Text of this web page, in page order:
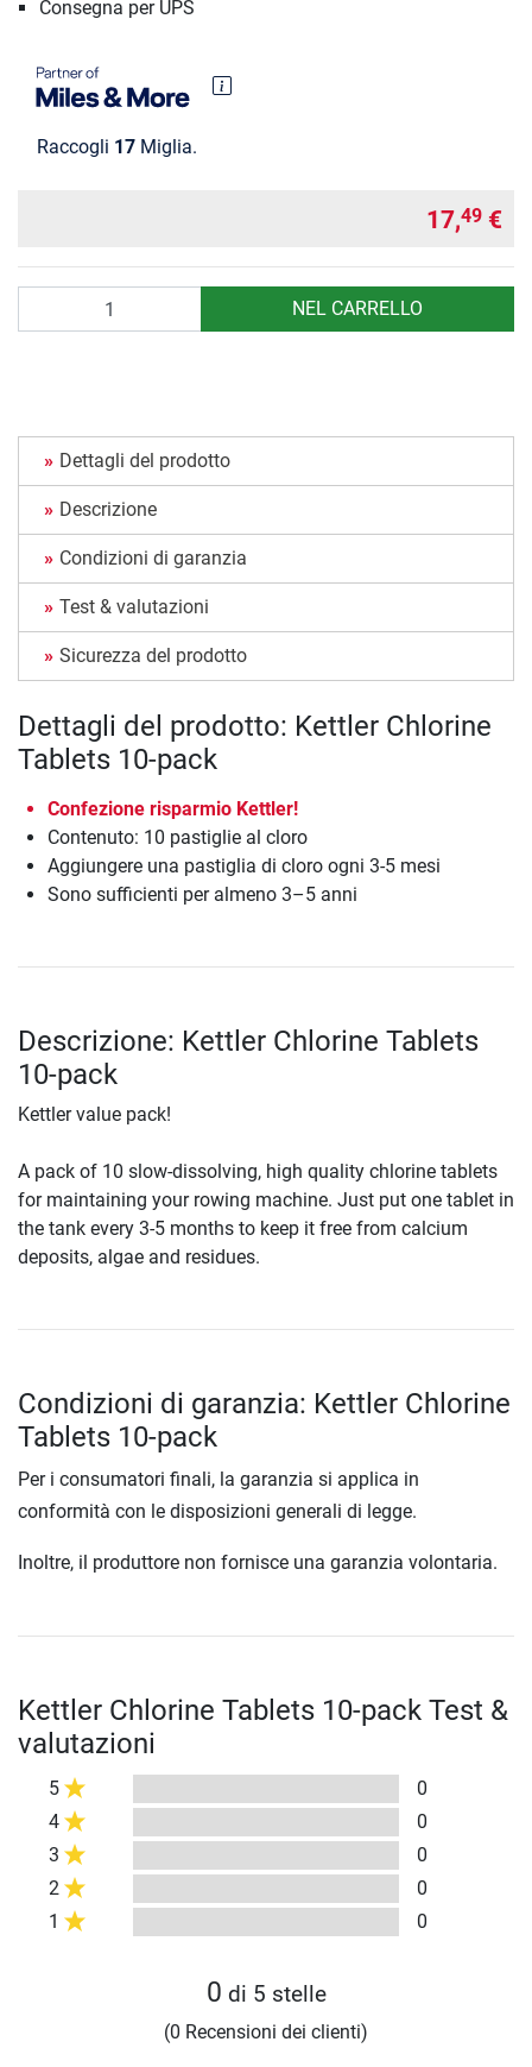
Consegna per UPS
Raccogli 17 Miglia.
17,49 €
NEL CARRELLO
Dettagli del prodotto
Descrizione
Condizioni di garanzia
Test & valutazioni
Sicurezza del prodotto
Dettagli del prodotto: Kettler Chlorine
Tablets 10-pack
Confezione risparmio Kettler!
Contenuto: 10 pastiglie al cloro
Aggiungere una pastiglia di cloro ogni 3-5 mesi
Sono sufficienti per almeno 3–5 anni
Descrizione: Kettler Chlorine Tablets
10-pack
Kettler value pack!
A pack of 10 slow-dissolving, high quality chlorine tablets
for maintaining your rowing machine. Just put one tablet in
the tank every 3-5 months to keep it free from calcium
deposits, algae and residues.
Condizioni di garanzia: Kettler Chlorine
Tablets 10-pack
Per i consumatori finali, la garanzia si applica in
conformità con le disposizioni generali di legge.
Inoltre, il produttore non fornisce una garanzia volontaria.
Kettler Chlorine Tablets 10-pack Test &
valutazioni
5
0
4
0
3
0
2
0
1
0
0 di 5 stelle
(0 Recensioni dei clienti)